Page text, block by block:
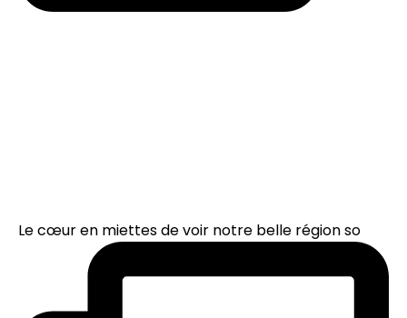
Le cœur en miettes de voir notre belle région so